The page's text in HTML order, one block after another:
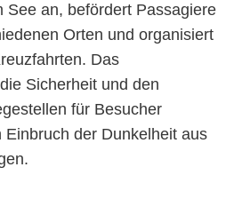
See an, befördert Passagiere
Orten und organisiert
Das
Sicherheit und den
für Besucher
der Dunkelheit aus